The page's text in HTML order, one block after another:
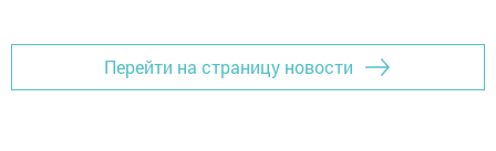
Перейти на страницу новости